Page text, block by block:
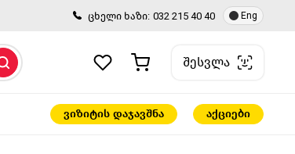
ცხელი ხაზი: 032 215 40 40 Eng
შესვლა
ვიზიტის დაჯავშნა აქციები